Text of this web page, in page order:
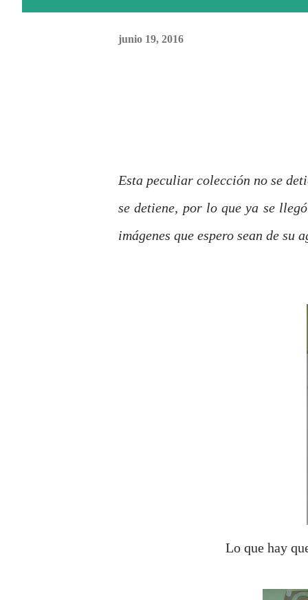
junio 19, 2016
Esta peculiar colección no se
se detiene, por lo que ya se
imágenes que espero sean de su
Lo que hay